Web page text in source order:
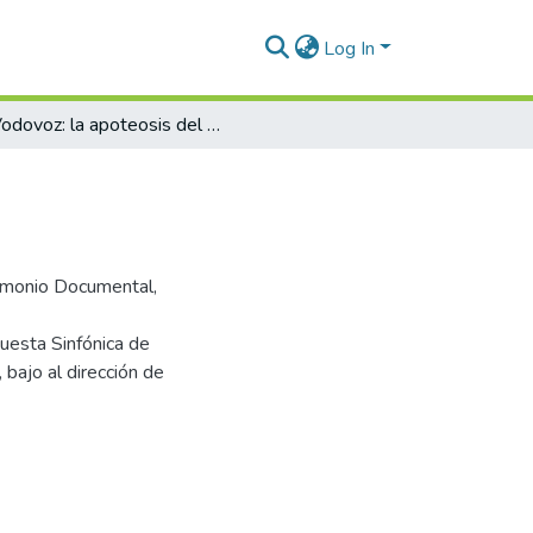
Log In
Vodovoz: la apoteosis del violín
Documental,
Sinfónica de
al dirección de